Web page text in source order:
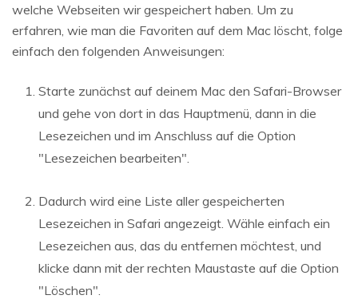
welche Webseiten wir gespeichert haben. Um zu
erfahren, wie man die Favoriten auf dem Mac löscht, folge
einfach den folgenden Anweisungen:
Starte zunächst auf deinem Mac den Safari-Browser
und gehe von dort in das Hauptmenü, dann in die
Lesezeichen und im Anschluss auf die Option
"Lesezeichen bearbeiten".
Dadurch wird eine Liste aller gespeicherten
Lesezeichen in Safari angezeigt. Wähle einfach ein
Lesezeichen aus, das du entfernen möchtest, und
klicke dann mit der rechten Maustaste auf die Option
"Löschen".